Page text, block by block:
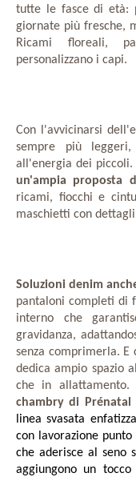
tutte le fasce di età:
giornate più fresche,
Ricami floreali,
personalizzano i capi.
Con l'avvicinarsi
sempre più
all'energia dei piccoli.
un'ampia proposta
ricami, fiocchi e
maschietti con
Soluzioni denim
pantaloni completi di
interno che
gravidanza,
senza comprimerla. E
dedica ampio spazio
che in
chambry di Prénatal
linea svasata
con lavorazione
che aderisce al seno
aggiungono un